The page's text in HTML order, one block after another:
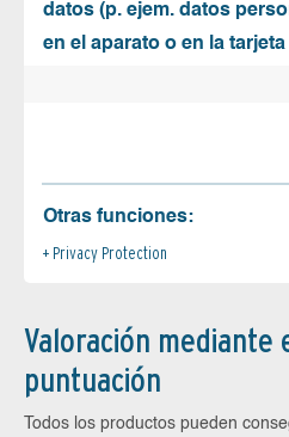
datos (p. ejem. datos
en el aparato o en la tarjeta
Otras funciones:
Privacy Protection
Valoración mediante
puntuación
Todos los productos pueden